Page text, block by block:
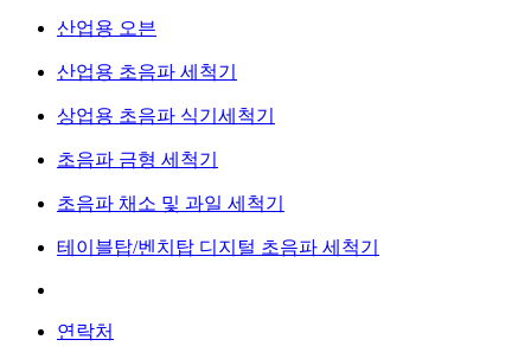
산업용 오븐
산업용 초음파 세척기
상업용 초음파 식기세척기
초음파 금형 세척기
초음파 채소 및 과일 세척기
테이블탑/벤치탑 디지털 초음파 세척기
연락처